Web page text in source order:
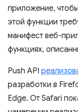
приложение,
этой функции
манифест веб-
функциях,
Push API
разработки в
Edge. От Safari